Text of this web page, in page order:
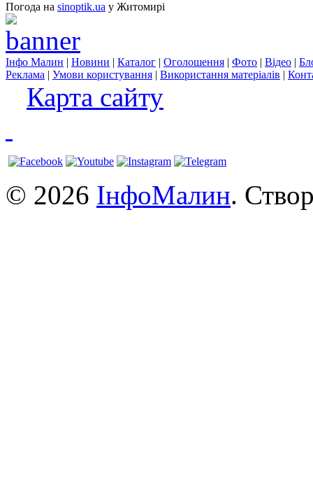
Погода на sinoptik.ua у Житомирі
Інфо Малин | Новини | Каталог | Оголошення | Фото | Відео |
Реклама | Умови користування | Використання матеріалів |
Карта сайту
© 2026 ІнфоМалин.